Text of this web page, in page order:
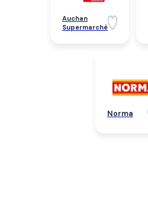
Auchan
Supermarché
Norma